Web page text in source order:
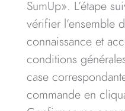
SumUp». L’étape
vérifier l’ensemble
connaissance et
conditions
case
commande en